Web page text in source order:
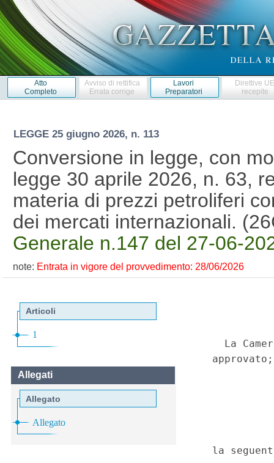
Atto
Completo
Avviso di rettifica
Errata corrige
Lavori
Preparatori
Direttive
recepite
LEGGE 25 giugno 2026, n. 113
Conversione in legge, con
legge 30 aprile 2026, n. 63,
materia di prezzi petroliferi
dei mercati internazionali.
Generale n.147 del 27-06-
note: Entrata in vigore del provvedimento: 28/06/2026